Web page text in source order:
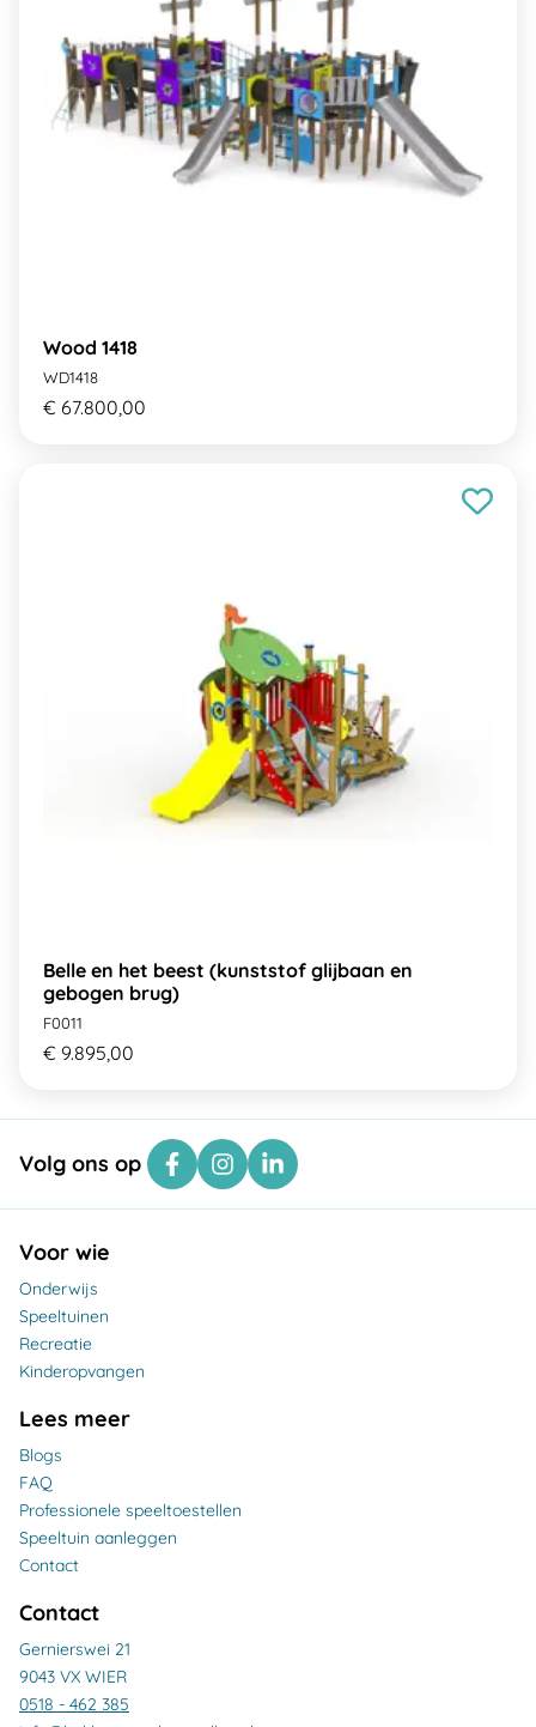
Wood 1418
WD1418
€ 67.800,00
Belle en het beest (kunststof glijbaan en
gebogen brug)
F0011
€ 9.895,00
Volg ons op
Voor wie
Onderwijs
Speeltuinen
Recreatie
Kinderopvangen
Lees meer
Blogs
FAQ
Professionele speeltoestellen
Speeltuin aanleggen
Contact
Contact
Gernierswei 21
9043 VX WIER
0518 - 462 385